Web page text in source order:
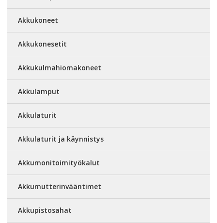
Akkukoneet
Akkukonesetit
Akkukulmahiomakoneet
Akkulamput
Akkulaturit
Akkulaturit ja käynnistys
Akkumonitoimityökalut
Akkumutterinvääntimet
Akkupistosahat